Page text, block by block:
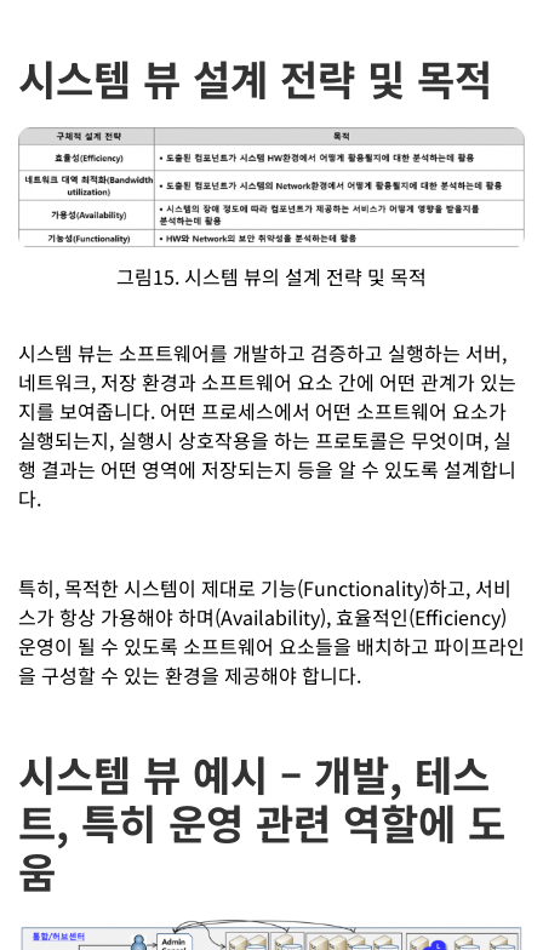
시스템 뷰 설계 전략 및 목적
그림15. 시스템 뷰의 설계 전략 및 목적
시스템 뷰는 소프트웨어를 개발하고 검증하고 실행하는 서버,
네트워크, 저장 환경과 소프트웨어 요소 간에 어떤 관계가 있는
지를 보여줍니다. 어떤 프로세스에서 어떤 소프트웨어 요소가
실행되는지, 실행시 상호작용을 하는 프로토콜은 무엇이며, 실
행 결과는 어떤 영역에 저장되는지 등을 알 수 있도록 설계합니
다.
특히, 목적한 시스템이 제대로 기능(Functionality)하고, 서비
스가 항상 가용해야 하며(Availability), 효율적인(Efficiency)
운영이 될 수 있도록 소프트웨어 요소들을 배치하고 파이프라인
을 구성할 수 있는 환경을 제공해야 합니다.
시스템 뷰 예시 – 개발, 테스
트, 특히 운영 관련 역할에 도
움